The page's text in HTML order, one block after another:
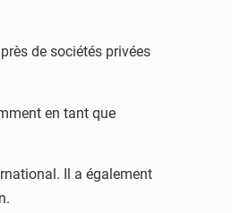
de sociétés privées
en tant que
Il a également